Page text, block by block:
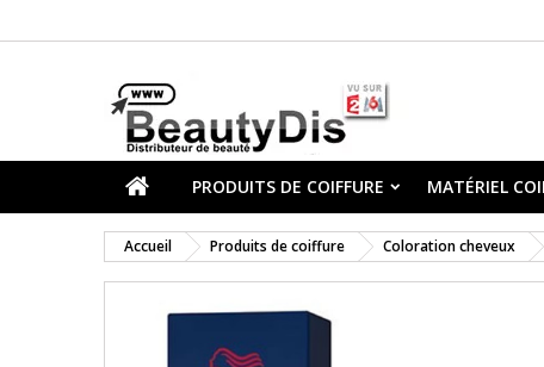
PRODUITS DE COIFFURE MATÉRIEL
Accueil Produits de coiffure Coloration cheveux